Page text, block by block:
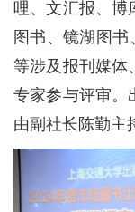
哩、文汇报、博
图书、镜湖图书
等涉及报刊媒体
专家参与评审。
由副社长陈勤主